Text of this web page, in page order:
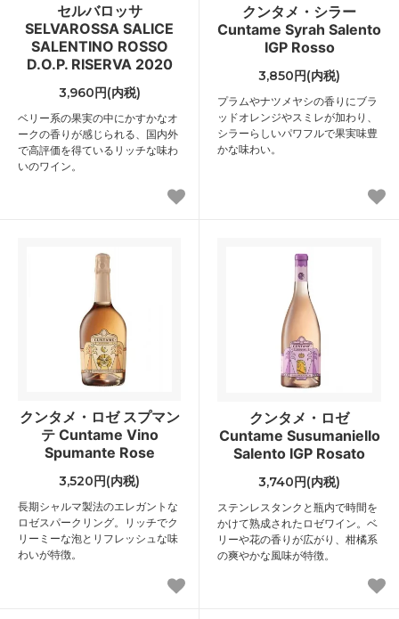
セルバロッサ
SELVAROSSA SALICE
SALENTINO ROSSO
D.O.P. RISERVA 2020
3,960円(内税)
ベリー系の果実の中にかすかなオ
ークの香りが感じられる、国内外
で高評価を得ているリッチな味わ
いのワイン。
クンタメ・シラー
Cuntame Syrah Salento
IGP Rosso
3,850円(内税)
プラムやナツメヤシの香りにブラ
ッドオレンジやスミレが加わり、
シラーらしいパワフルで果実味豊
かな味わい。
クンタメ・ロゼ スプマン
テ Cuntame Vino
Spumante Rose
3,520円(内税)
長期シャルマ製法のエレガントな
ロゼスパークリング。リッチでク
リーミーな泡とリフレッシュな味
わいが特徴。
クンタメ・ロゼ
Cuntame Susumaniello
Salento IGP Rosato
3,740円(内税)
ステンレスタンクと瓶内で時間を
かけて熟成されたロゼワイン。ベ
リーや花の香りが広がり、柑橘系
の爽やかな風味が特徴。